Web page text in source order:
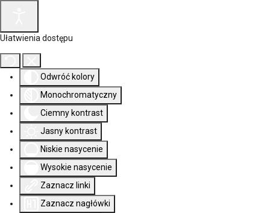
Ułatwienia dostępu
Odwróć kolory
Monochromatyczny
Ciemny kontrast
Jasny kontrast
Niskie nasycenie
Wysokie nasycenie
Zaznacz linki
Zaznacz nagłówki